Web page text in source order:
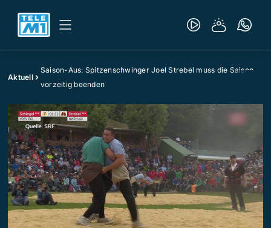
Aktuell
Saison-Aus: Spitzenschwinger Joel Strebel muss die Saison
vorzeitig beenden